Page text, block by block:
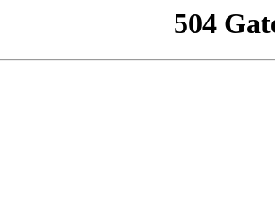
504